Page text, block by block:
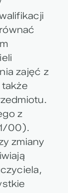
zajęć z
z
00).
zmiany